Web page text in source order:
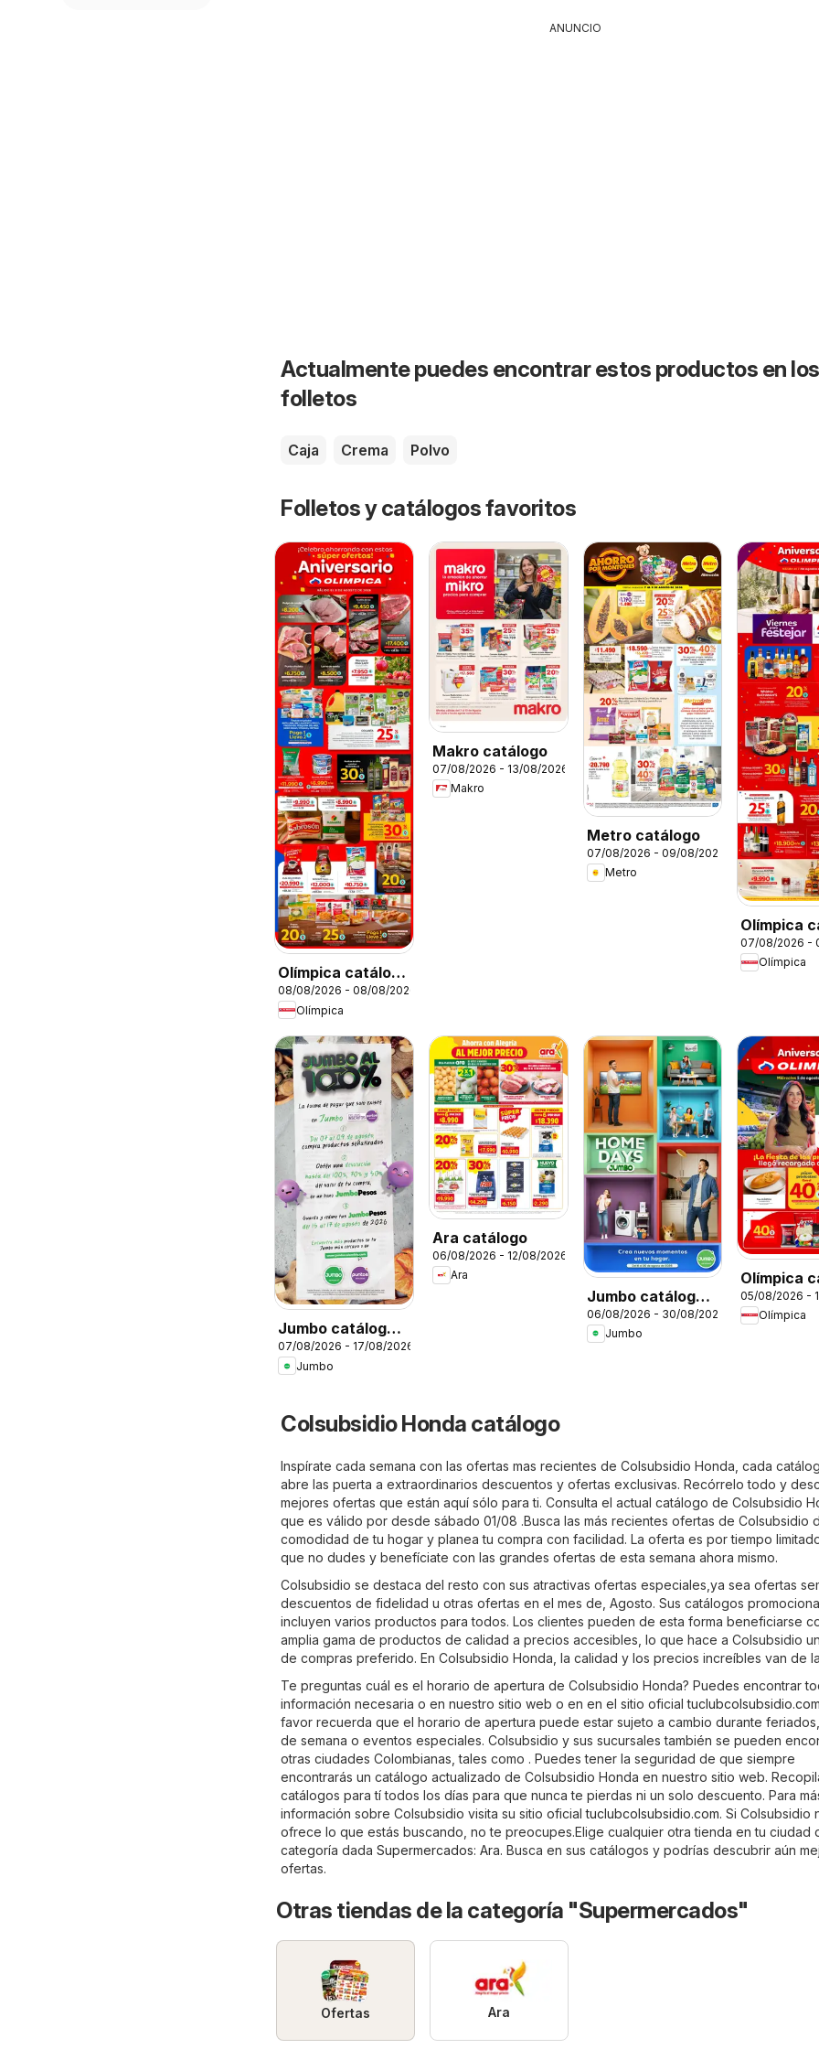
ANUNCIO
Actualmente puedes encontrar estos productos en los
folletos
Caja Crema Polvo
Folletos y catálogos favoritos
Olímpica catálogo
súper ofertas
08/08/2026 - 08/08/2026
Olímpica
Makro catálogo
07/08/2026 - 13/08/2026
Makro
Metro catálogo
07/08/2026 - 09/08/2026
Metro
Olímpica
viernes
festejar
07/08/2026 -
Olímpica
Jumbo catálogo
al 100
07/08/2026 - 17/08/2026
Jumbo
Ara catálogo
06/08/2026 - 12/08/2026
Ara
Jumbo catálogo
Home days
06/08/2026 - 30/08/2026
Jumbo
Olímpica
Miércoles
Plaza
05/08/2026 -
Olímpica
Colsubsidio Honda catálogo
Inspírate cada semana con las ofertas mas recientes de Colsubsidio Honda, cada
abre las puerta a extraordinarios descuentos y ofertas exclusivas. Recórrelo todo y
mejores ofertas que están aquí sólo para ti. Consulta el actual catálogo de Colsubsidio
que es válido por desde sábado 01/08 .Busca las más recientes ofertas de Colsubsidio
comodidad de tu hogar y planea tu compra con facilidad. La oferta es por tiempo
que no dudes y benefíciate con las grandes ofertas de esta semana ahora mismo.
Colsubsidio se destaca del resto con sus atractivas ofertas especiales,ya sea ofertas
descuentos de fidelidad u otras ofertas en el mes de, Agosto. Sus catálogos
incluyen varios productos para todos. Los clientes pueden de esta forma beneficiarse
amplia gama de productos de calidad a precios accesibles, lo que hace a Colsubsidio
de compras preferido. En Colsubsidio Honda, la calidad y los precios increíbles van de
Te preguntas cuál es el horario de apertura de Colsubsidio Honda? Puedes encontrar
información necesaria o en nuestro sitio web o en en el sitio oficialtuclubcolsubsidio.com
favor recuerda que el horario de apertura puede estar sujeto a cambio durante
de semana o eventos especiales. Colsubsidio y sus sucursales también se pueden
otras ciudades Colombianas, tales como . Puedes tener la seguridad de que siempre
encontrarás un catálogo actualizado de Colsubsidio Honda en nuestro sitio web.
catálogos para tí todos los días para que nunca te pierdas ni un solo descuento. Para
información sobre Colsubsidio visita su sitio oficialtuclubcolsubsidio.com. Si Colsubsidio
ofrece lo que estás buscando, no te preocupes.Elige cualquier otra tienda en tu ciudad
categoría dada Supermercados: Ara. Busca en sus catálogos y podrías descubrir aún
ofertas.
Otras tiendas de la categoría "Supermercados"
Ofertas Ara